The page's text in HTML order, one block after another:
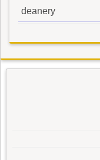
deanery